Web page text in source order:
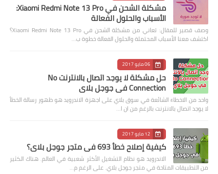
مشكلة الشحن في Xiaomi Redmi Note 13 Pro:
الأسباب والحلول الفعالة
وصف قصير للمقال: تعاني من مشكلة الشحن في Xiaomi Redmi Note 13 Pro؟
اكتشف معنا الأسباب المحتملة والحلول الفعالة خطوة ب…
06 مايو 2017
حل مشكلة لا يوجد اتصال بالانترنت No
Connection في جوجل بلاي
واحد من الاخطاء الشائعة في سوق بلاي على اجهزة الاندرويد هو ظهور رسالة الخطأ
لا يوجد اتصال بالانترنت بالرغم من ان ا…
12 مايو 2017
كيفية إصلاح خطأ 693 في متجر جوجل بلاي؟
الاندرويد هو نظام التشغيل الأكثر شعبية في العالم. هناك الكثير
من التطبيقات المتاحة في متجر جوجل بلاي. على الرغم م…